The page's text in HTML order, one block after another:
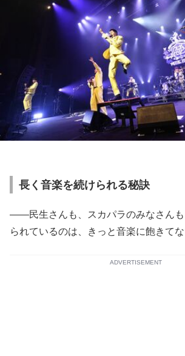
長く音楽を続けられる秘訣
――民生さんも、スカパラのみなさんも
られているのは、きっと音楽に飽きて
ADVERTISEMENT